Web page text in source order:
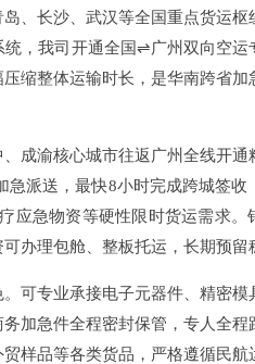
、长沙、武汉等全国重点货运枢
，我司开通全国⇌广州双向空运
缩整体运输时长，是华南跨省加
成渝核心城市往返广州全线开通
派送，最快8小时完成跨城签收
应急物资等硬性限时货运需求。
办理包舱、整板托运，长期预留
可专业承接电子元器件、精密模
加急件全程密封保管，专人全程
样品等各类货品，严格遵循民航